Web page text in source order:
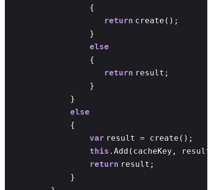
{
return create();
}
else
{
return result;
}
}
else
{
var result = create();
this .Add(cacheKey,
return result;
}